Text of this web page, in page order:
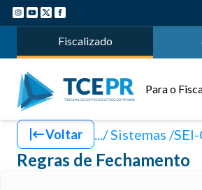
Fiscalizado
Para o
Voltar .../ Sistemas
Regras de Fechamento